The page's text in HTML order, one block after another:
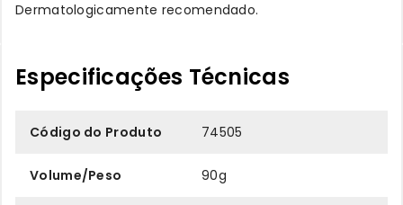
Dermatologicamente recomendado.
Especificações Técnicas
Código do Produto 74505
Volume/Peso 90g